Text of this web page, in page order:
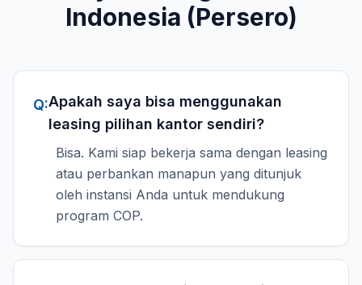
Indonesia (Persero)
Q:Apakah saya bisa menggunakan
leasing pilihan kantor sendiri?
Bisa. Kami siap bekerja sama dengan leasing
atau perbankan manapun yang ditunjuk
oleh instansi Anda untuk mendukung
program COP.